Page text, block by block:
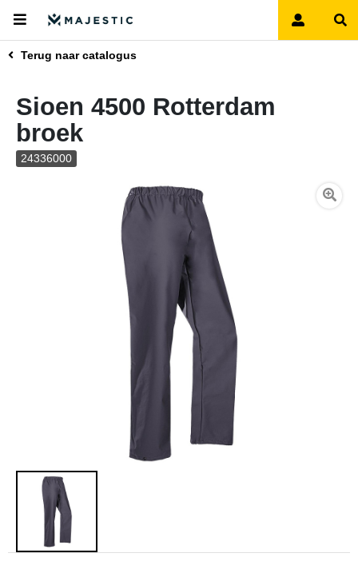
Terug naar catalogus
Sioen 4500 Rotterdam
broek
24336000